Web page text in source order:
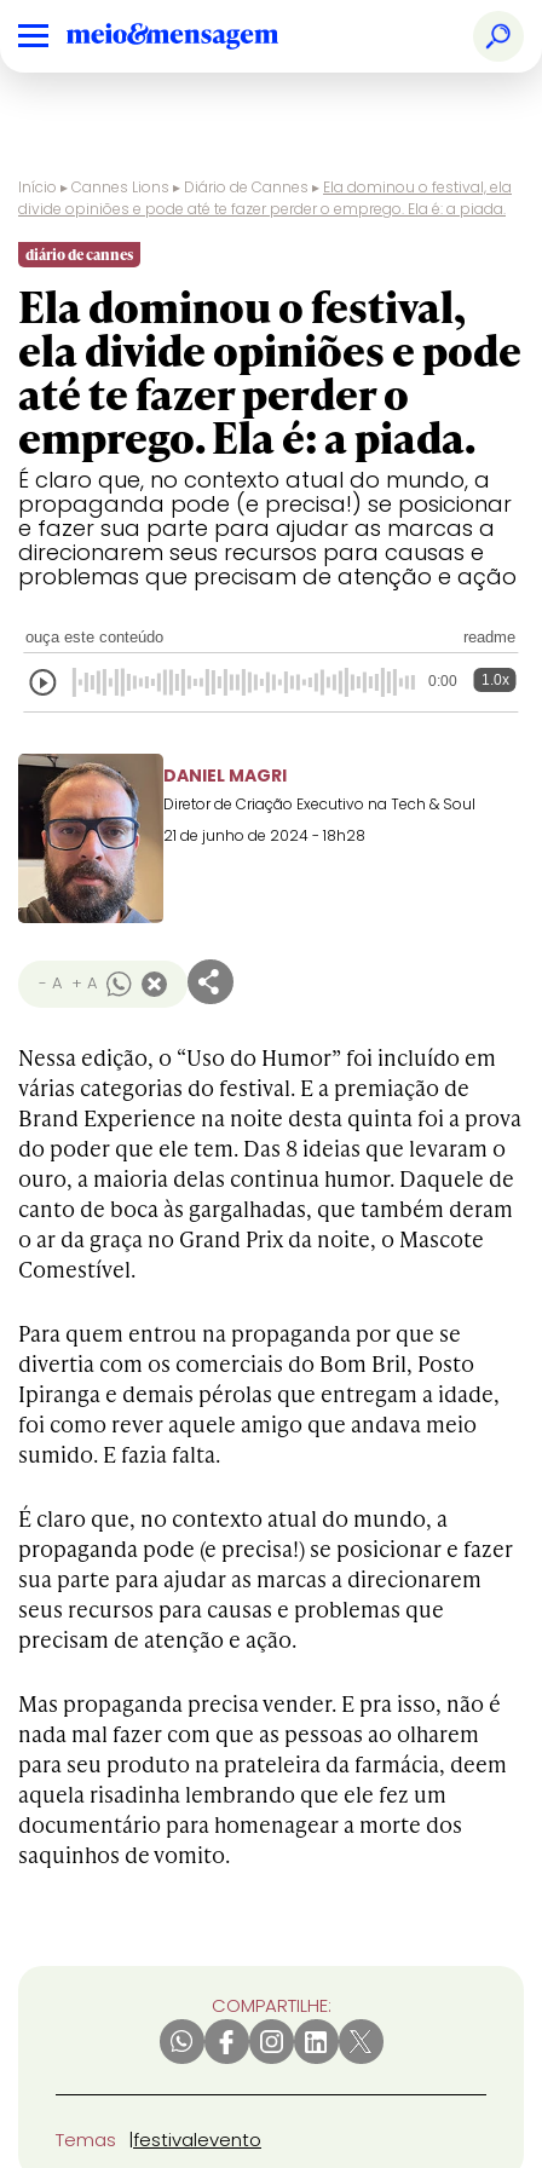
Audio & Radio
Brand
Experience &
Activation
Creative B2B
Creative Brand
Creative
Business
Transformation
Creative
Creative Data
Creative
Creative
Strategy
Design
Digital Craft
Direct
Entertainment
Entertainment
for Gaming
Entertainment
Entertainment
for Sport
Film
Film Craft
Glass
Health &
Wellness
Industry
Craft
Innovation
Luxury
Media
Outdoor
Pharma
Print &
Social &
Creator
Sustainable
Goals
Titanium
Ranking
Nacional
Prêmios
Especiais
Audio & Radio
Brand
Experience &
Activation
Creative B2B
Creative Brand
Creative
Business
Transformation
Creative
Creative Data
Creative
Creative
Strategy
Design
Digital Craft
Direct
Entertainment
for Gaming
Entertainment
Entertainment
for Sport
Film
Film Craft
Glass
Health &
Wellness
Industry
Craft
Innovation
Media
Pharma
Print &
Publishing
Creator
Sustainable
Development
Goals
Titanium
Início ▸Cannes Lions ▸ Diário de Cannes ▸ Ela dominou o festival, ela
divide opiniões e pode até te fazer perder o emprego. Ela é: a piada.
diário de cannes
Ela dominou o festival,
ela divide opiniões e pode
até te fazer perder o
emprego. Ela é: a piada.
É claro que, no contexto atual do mundo, a
propaganda pode (e precisa!) se posicionar
e fazer sua parte para ajudar as marcas a
direcionarem seus recursos para causas e
problemas que precisam de atenção e ação
ouça este conteúdo readme
0:00 1.0x
DANIEL MAGRI
Diretor de Criação Executivo na Tech & Soul
21 de junho de 2024 - 18h28
- A + A
Nessa edição, o “Uso do Humor” foi incluído em
várias categorias do festival. E a premiação de
Brand Experience na noite desta quinta foi a prova
do poder que ele tem. Das 8 ideias que levaram o
ouro, a maioria delas continua humor. Daquele de
canto de boca às gargalhadas, que também deram
o ar da graça no Grand Prix da noite, o Mascote
Comestível.
Para quem entrou na propaganda por que se
divertia com os comerciais do Bom Bril, Posto
Ipiranga e demais pérolas que entregam a idade,
foi como rever aquele amigo que andava meio
sumido. E fazia falta.
É claro que, no contexto atual do mundo, a
propaganda pode (e precisa!) se posicionar e fazer
sua parte para ajudar as marcas a direcionarem
seus recursos para causas e problemas que
precisam de atenção e ação.
Mas propaganda precisa vender. E pra isso, não é
nada mal fazer com que as pessoas ao olharem
para seu produto na prateleira da farmácia, deem
aquela risadinha lembrando que ele fez um
documentário para homenagear a morte dos
saquinhos de vomito.
COMPARTILHE:
Temas festivalevento